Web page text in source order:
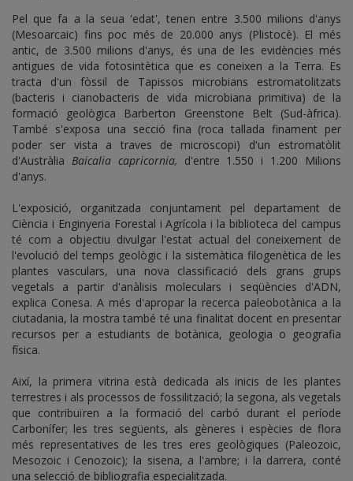
Pel que fa a la seua 'edat', tenen entre 3.500 milions d'anys
(Mesoarcaic) fins poc més de 20.000 anys (Plistocè). El més
antic, de 3.500 milions d'anys, és una de les evidències més
antigues de vida fotosintètica que es coneixen a la Terra. Es
tracta d'un fòssil de Tapissos microbians estromatolitzats
(bacteris i cianobacteris de vida microbiana primitiva) de la
formació geològica Barberton Greenstone Belt (Sud-àfrica).
També s'exposa una secció fina (roca tallada finament per
poder ser vista a traves de microscopi) d'un estromatòlit
d'Austràlia Baicalia capricornia, d'entre 1.550 i 1.200 Milions
d'anys.
L'exposició, organitzada conjuntament pel departament de
Ciència i Enginyeria Forestal i Agrícola i la biblioteca del campus
té com a objectiu divulgar l'estat actual del coneixement de
l'evolució del temps geològic i la sistemàtica filogenètica de les
plantes vasculars, una nova classificació dels grans grups
vegetals a partir d'anàlisis moleculars i seqüències d'ADN,
explica Conesa. A més d'apropar la recerca paleobotànica a la
ciutadania, la mostra també té una finalitat docent en presentar
recursos per a estudiants de botànica, geologia o geografia
física.
Així, la primera vitrina està dedicada als inicis de les plantes
terrestres i als processos de fossilització; la segona, als vegetals
que contribuïren a la formació del carbó durant el període
Carbonífer; les tres següents, als gèneres i espècies de flora
més representatives de les tres eres geològiques (Paleozoic,
Mesozoic i Cenozoic); la sisena, a l'ambre; i la darrera, conté
una selecció de bibliografia especialitzada.